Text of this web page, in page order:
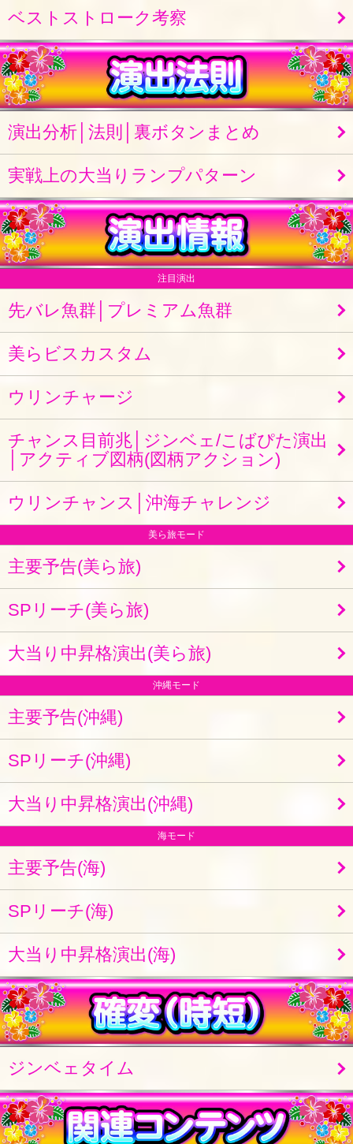
ベストストローク考察
演出分析│法則│裏ボタンまとめ
実戦上の大当りランプパターン
注目演出
先バレ魚群│プレミアム魚群
美らビスカスタム
ウリンチャージ
チャンス目前兆│ジンベェ/こばぴた演出
│アクティブ図柄(図柄アクション)
ウリンチャンス│沖海チャレンジ
美ら旅モード
主要予告(美ら旅)
SPリーチ(美ら旅)
大当り中昇格演出(美ら旅)
沖縄モード
主要予告(沖縄)
SPリーチ(沖縄)
大当り中昇格演出(沖縄)
海モード
主要予告(海)
SPリーチ(海)
大当り中昇格演出(海)
ジンベェタイム